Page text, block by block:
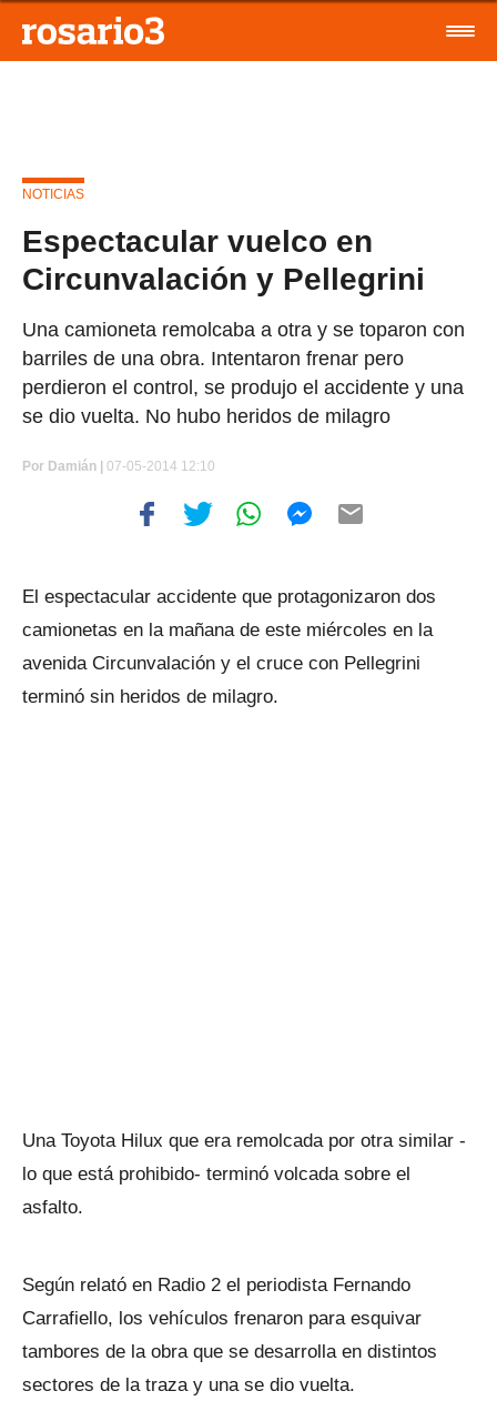
NOTICIAS
Espectacular vuelco en
Circunvalación y Pellegrini
Una camioneta remolcaba a otra y se toparon con
barriles de una obra. Intentaron frenar pero
perdieron el control, se produjo el accidente y una
se dio vuelta. No hubo heridos de milagro
Por Damián | 07-05-2014 12:10
El espectacular accidente que protagonizaron dos
camionetas en la mañana de este miércoles en la
avenida Circunvalación y el cruce con Pellegrini
terminó sin heridos de milagro.
Una Toyota Hilux que era remolcada por otra similar -
lo que está prohibido- terminó volcada sobre el
asfalto.
Según relató en Radio 2 el periodista Fernando
Carrafiello, los vehículos frenaron para esquivar
tambores de la obra que se desarrolla en distintos
sectores de la traza y una se dio vuelta.